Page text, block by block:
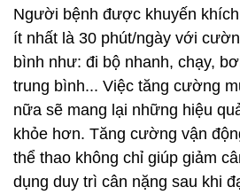
Người bệnh được khuyến
ít nhất là 30 phút/ngày với
bình như: đi bộ nhanh, chạy,
trung bình... Việc tăng cường
nữa sẽ mang lại những hiệu
khỏe hơn. Tăng cường vận
thể thao không chỉ giúp giảm
dụng duy trì cân nặng sau khi